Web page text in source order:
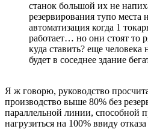
станок большой их не
резервирования тупо места
автоматизация когда 1
работает… но они стоят то
куда ставить? еще человека
будет в соседнее здание
Я ж говорю, руководство
производство выше 80% без
параллельной линии, способной
нагрузиться на 100% ввиду